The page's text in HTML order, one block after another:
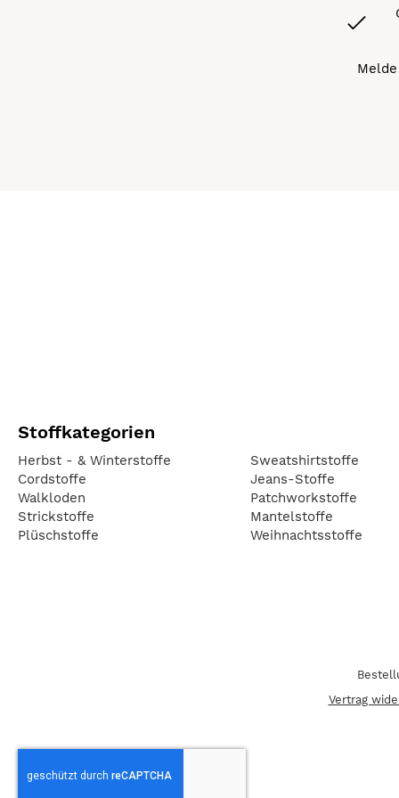
Stoffkategorien
Herbst - & Winterstoffe
Cordstoffe
Walkloden
Strickstoffe
Plüschstoffe
Sweatshirtstoffe
Jeans-Stoffe
Patchworkstoffe
Mantelstoffe
Weihnachtsstoffe
Vertrag